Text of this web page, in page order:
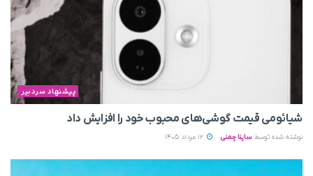
پیشنهاد سردبیر
شیائومی قیمت گوشی‌های محبوب خود را افزایش داد
نوشته شده توسط ساینا چمنی